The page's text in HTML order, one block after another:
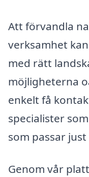
Att förvandla
verksamhet
med rätt
möjligheterna
enkelt få
specialister
som passar
Genom vår